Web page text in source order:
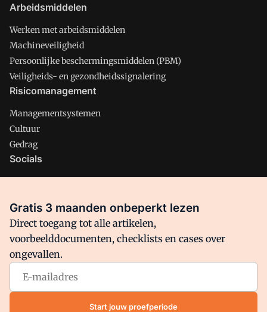
Arbeidsmiddelen
Werken met arbeidsmiddelen
Machineveiligheid
Persoonlijke beschermingsmiddelen (PBM)
Veiligheids- en gezondheidssignalering
Risicomanagement
Managementsystemen
Cultuur
Gedrag
Socials
Facebook
Arbo is onderdeel van VMN media. Lees inons manifestwaar
VMN media voor staat. Op gebruik van deze site zijn de
volgende regelingen van toepassing:Algemene Voorwaarden
Privacy en Cookie beleid|Privacy instellingen
Gratis 3 maanden onbeperkt lezen
Direct toegang tot alle artikelen,
voorbeelddocumenten, checklists en cases over
ongevallen.
Start jouw proefperiode